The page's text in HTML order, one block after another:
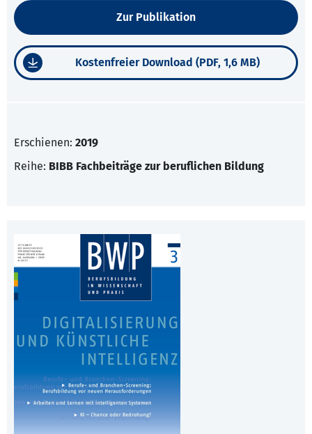
Zur Publikation
Kostenfreier Download (PDF, 1,6 MB)
Erschienen: 2019
Reihe: BIBB Fachbeiträge zur beruflichen Bildung